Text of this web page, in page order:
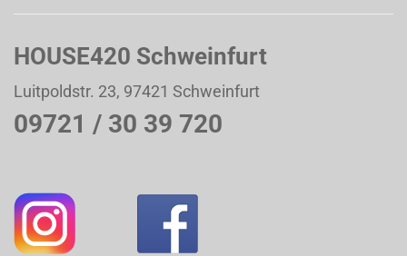
HOUSE420 Schweinfurt
Luitpoldstr. 23, 97421 Schweinfurt
09721 / 30 39 720